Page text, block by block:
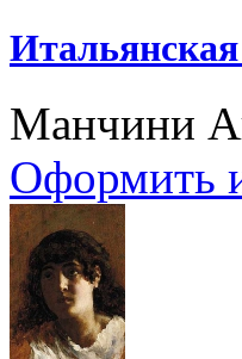
Манчини
Оформить и